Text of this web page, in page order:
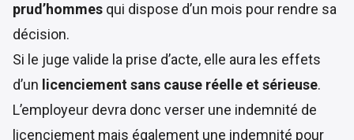
prud’hommes qui dispose d’un mois pour rendre sa
décision.
Si le juge valide la prise d’acte, elle aura les effets
d’un licenciement sans cause réelle et sérieuse.
L’employeur devra donc verser une indemnité de
licenciement mais également une indemnité pour